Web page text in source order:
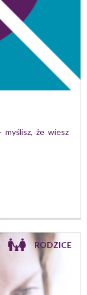
że wiesz
RODZICE